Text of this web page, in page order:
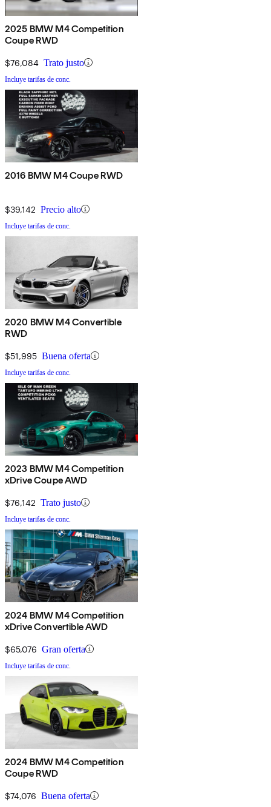
2025 BMW M4 Competition
Coupe RWD
$76,084 Trato justo
Incluye tarifas de conc.
2016 BMW M4 Coupe RWD
$39,142 Precio alto
Incluye tarifas de conc.
2020 BMW M4 Convertible
RWD
$51,995 Buena oferta
Incluye tarifas de conc.
2023 BMW M4 Competition
xDrive Coupe AWD
$76,142 Trato justo
Incluye tarifas de conc.
2024 BMW M4 Competition
xDrive Convertible AWD
$65,076 Gran oferta
Incluye tarifas de conc.
2024 BMW M4 Competition
Coupe RWD
$74,076 Buena oferta